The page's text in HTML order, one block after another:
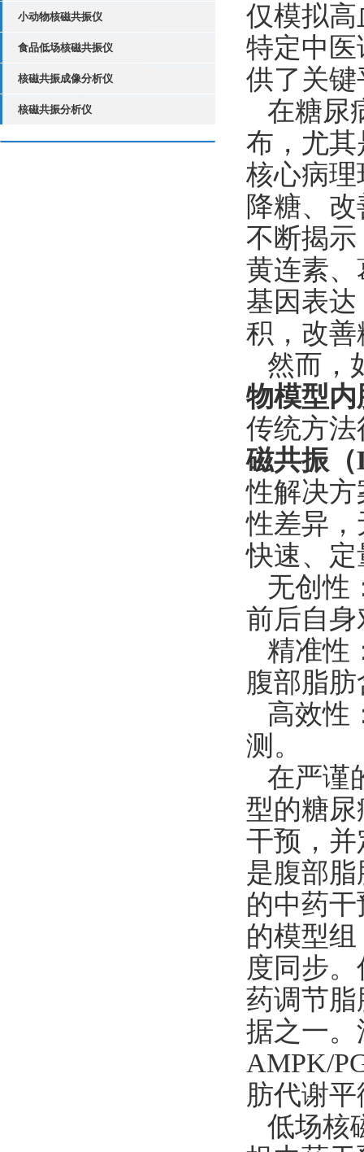
小动物核磁共振仪
食品低场核磁共振仪
核磁共振成像分析仪
核磁共振分析仪
仅模拟
特定中
供了关键
在糖尿
布，尤
核心病
降糖、
不断揭
黄连素
基因表
积，改
然而，
物模型
传统方
磁共振
性解决
性差异
快速、
无创性
前后自
精准性
腹部脂
高效性
测。
在严谨
型的糖
干预，
是腹部
的中药
的模型
度同步
药调节
据之一
AMPK/
肪代谢
低场核